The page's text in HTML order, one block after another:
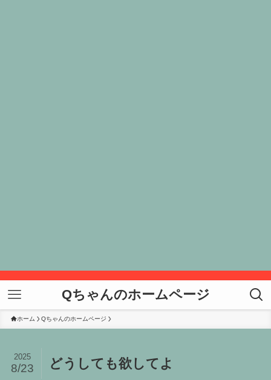
Qちゃんのホームページ
ホーム Qちゃんのホームページ
どうしても欲してよ
2025
8/23